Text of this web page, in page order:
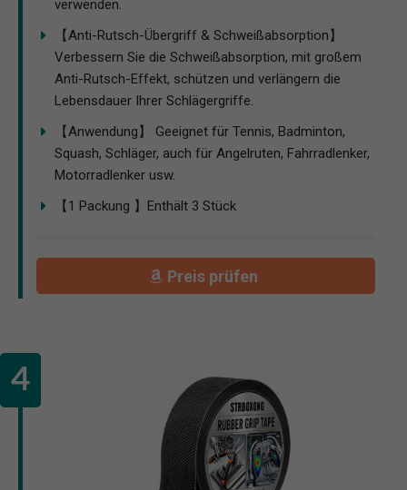
verwenden.
【Anti-Rutsch-Übergriff & Schweißabsorption】
Verbessern Sie die Schweißabsorption, mit großem
Anti-Rutsch-Effekt, schützen und verlängern die
Lebensdauer Ihrer Schlägergriffe.
【Anwendung】 Geeignet für Tennis, Badminton,
Squash, Schläger, auch für Angelruten, Fahrradlenker,
Motorradlenker usw.
【1 Packung 】Enthält 3 Stück
Preis prüfen